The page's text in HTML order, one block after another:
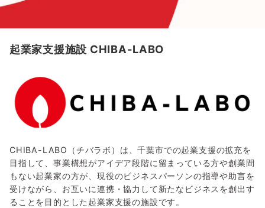
起業家支援施設 CHIBA-LABO
CHIBA-LABO（チバラボ）は、千葉市での起業支援の拡充を
目指して、事業構想がアイデア段階に留まっている方や創業間
もない起業家の方が、現役のビジネスパーソンの指導や助言を
受けながら、お互いに連携・協力して新たなビジネスを創出す
ることを目的とした起業家支援の施設です。